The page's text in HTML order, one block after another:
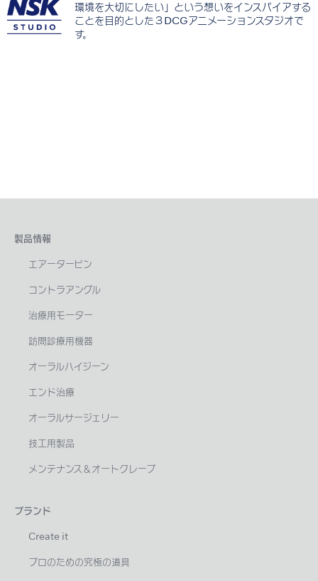
環境を大切にしたい」という想いをインスパイアする
ことを目的とした３DCGアニメーションスタジオで
す。
製品情報
エアータービン
コントラアングル
治療用モーター
訪問診療用機器
オーラルハイジーン
エンド治療
オーラルサージェリー
技工用製品
メンテナンス＆オートクレーブ
ブランド
Create it
プロのための究極の道具